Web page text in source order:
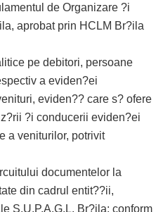
de Organizare ?i
aprobat prin HCLM Br?ila
pe debitori, persoane
a eviden?ei
eviden?? care s? ofere
?i conducerii eviden?ei
a veniturilor, potrivit
documentelor la
din cadrul entit??ii,
S.U.P.A.G.L. Br?ila; conform